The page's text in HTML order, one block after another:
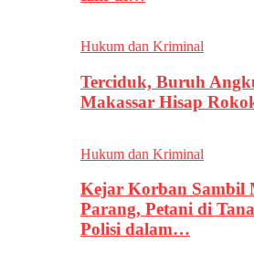
Hukum dan Kriminal
Terciduk, Buruh
Makassar Hisap
Hukum dan Kriminal
Kejar Korban Sambil
Parang, Petani di
Polisi dalam…